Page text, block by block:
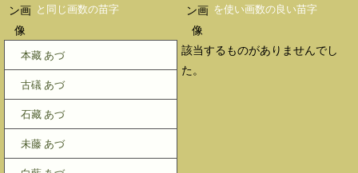
と同じ画数の苗字
本藏 あづ
古礒 あづ
石藏 あづ
未藤 あづ
を使い画数の良い苗字
該当するものがありませんでし
た。